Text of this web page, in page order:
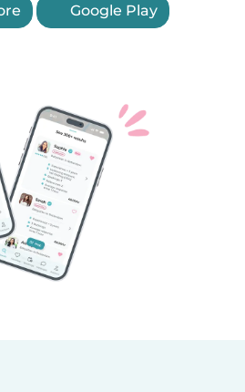
Google Play